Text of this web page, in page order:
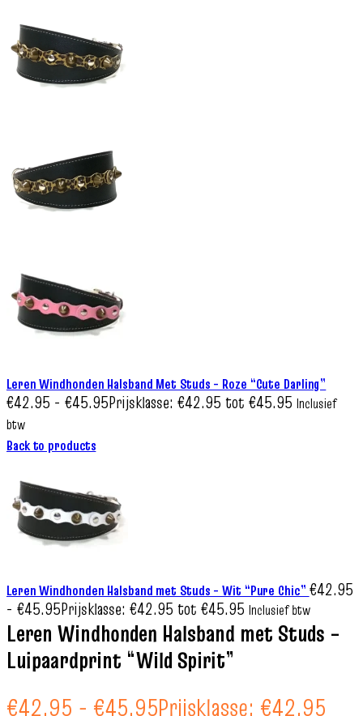
Leren Windhonden Halsband Met Studs – Roze “Cute Darling”
€42.95 - €45.95Prijsklasse: €42.95 tot €45.95 Inclusief
btw
Back to products
Leren Windhonden Halsband met Studs – Wit “Pure Chic” €42.95
- €45.95Prijsklasse: €42.95 tot €45.95 Inclusief btw
Leren Windhonden Halsband met Studs –
Luipaardprint “Wild Spirit”
€42.95 - €45.95Prijsklasse: €42.95